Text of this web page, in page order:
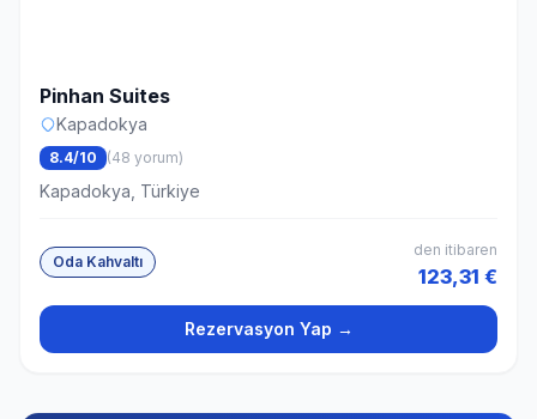
Pinhan Suites
Kapadokya
8.4/10 (48 yorum)
Kapadokya, Türkiye
Oda Kahvaltı
den itibaren
123,31 €
Rezervasyon Yap →